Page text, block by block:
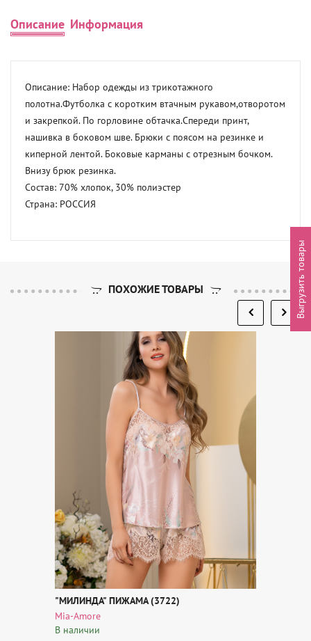
Описание Информация
Описание: Набор одежды из трикотажного
полотна.Футболка с коротким втачным рукавом,отворотом
и закрепкой. По горловине обтачка.Спереди принт,
нашивка в боковом шве. Брюки с поясом на резинке и
киперной лентой. Боковые карманы с отрезным бочком.
Внизу брюк резинка.
Состав: 70% хлопок, 30% полиэстер
Страна: РОССИЯ
ПОХОЖИЕ ТОВАРЫ
"МИЛИНДА" ПИЖАМА (3722)
Mia-Amore
В наличии
Выгрузить товары